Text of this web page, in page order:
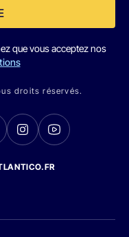
que vous acceptez nos
droits réservés.